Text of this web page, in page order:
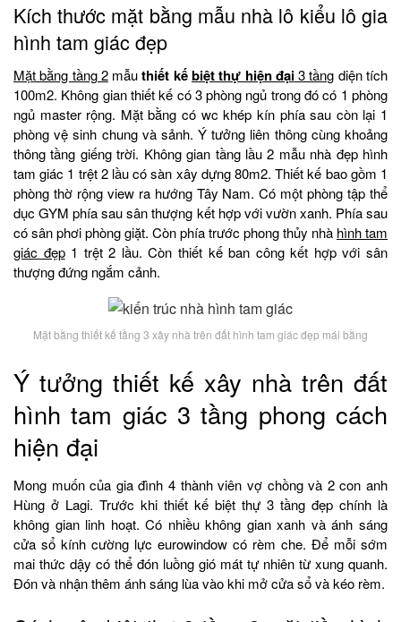
Kích thước mặt bằng mẫu nhà lô kiểu lô gia
hình tam giác đẹp
Mặt bằng tầng 2mẫuthiết kếbiệt thự hiện đại3 tầng diện tích
100m2. Không gian thiết kế có 3 phòng ngủ trong đó có 1 phòng
ngủ master rộng. Mặt bằng có wc khép kín phía sau còn lại 1
phòng vệ sinh chung và sảnh. Ý tưởng liên thông cùng khoảng
thông tầng giếng trời. Không gian tầng lầu 2 mẫu nhà đẹp hình
tam giác 1 trệt 2 lầu có sàn xây dựng 80m2. Thiết kế bao gồm 1
phòng thờ rộng view ra hướng Tây Nam. Có một phòng tập thể
dục GYM phía sau sân thượng kết hợp với vườn xanh. Phía sau
có sân phơi phòng giặt. Còn phía trước phong thủy nhà hình tam
giác đẹp1 trệt 2 lầu. Còn thiết kế ban công kết hợp với sân
thượng đứng ngắm cảnh.
Mặt bằng thiết kế tầng 3 xây nhà trên đất hình tam giác đẹp mái bằng
Ý tưởng thiết kế xây nhà trên đất
hình tam giác 3 tầng phong cách
hiện đại
Mong muốn của gia đình 4 thành viên vợ chồng và 2 con anh
Hùng ở Lagi. Trước khi thiết kế biệt thự 3 tầng đẹp chính là
không gian linh hoạt. Có nhiều không gian xanh và ánh sáng
cửa sổ kính cường lực eurowindow có rèm che. Để mỗi sớm
mai thức dậy có thể đón luồng gió mát tự nhiên từ xung quanh.
Đón và nhận thêm ánh sáng lùa vào khi mở cửa sổ và kéo rèm.